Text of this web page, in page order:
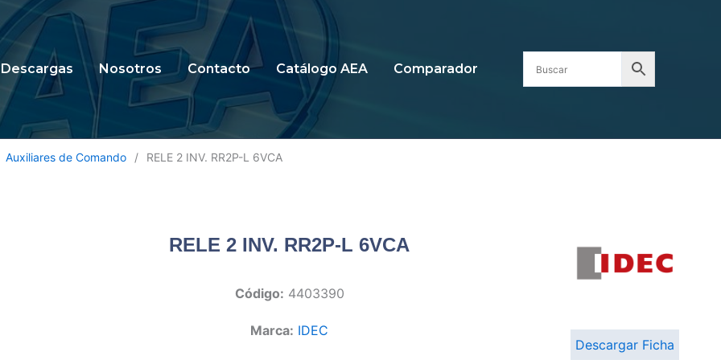
Descargas Nosotros Contacto Catálogo AEA Comparador
Auxiliares de Comando / RELE 2 INV. RR2P-L 6VCA
RELE 2 INV. RR2P-L 6VCA
Código: 4403390
Marca: IDEC
Descargar Ficha